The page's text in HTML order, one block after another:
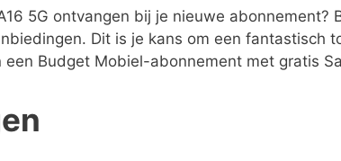
5G ontvangen bij je nieuwe abonnement?
Dit is je kans om een fantastisch
Budget Mobiel-abonnement met gratis